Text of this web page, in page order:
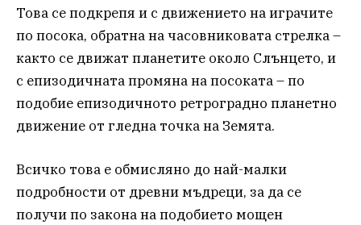
Това се подкрепя и с движението на играчите
по посока, обратна на часовниковата стрелка –
както се движат планетите около Слънцето, и
с епизодичната промяна на посоката – по
подобие епизодичното ретроградно планетно
движение от гледна точка на Земята.
Всичко това е обмисляно до най-малки
подробности от древни мъдреци, за да се
получи по закона на подобието мощен